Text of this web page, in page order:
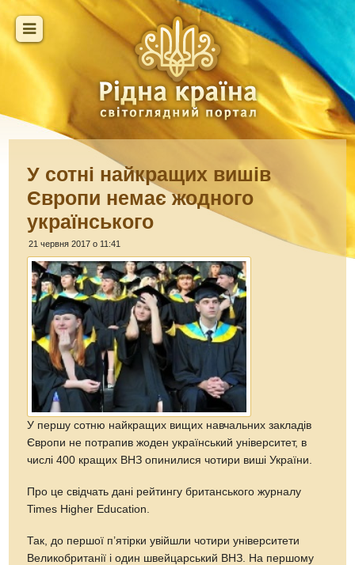
У сотні найкращих вишів
Європи немає жодного
українського
21 червня 2017 о 11:41
У першу сотню найкращих вищих навчальних закладів
Європи не потрапив жоден український університет, в
числі 400 кращих ВНЗ опинилися чотири виші України.
Про це свідчать дані рейтингу британського журналу
Times Higher Education.
Так, до першої п’ятірки увійшли чотири університети
Великобританії і один швейцарський ВНЗ. На першому